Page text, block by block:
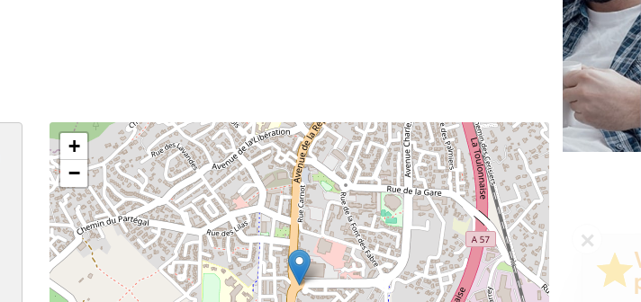
+
−
✕
Vous êtes un
professionnel ?